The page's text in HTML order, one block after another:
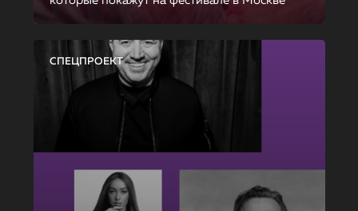
СПЕЦПРОЕКТ